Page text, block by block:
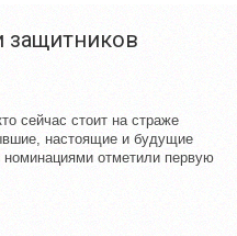
защитников
сейчас стоит на страже
настоящие и будущие
отметили первую